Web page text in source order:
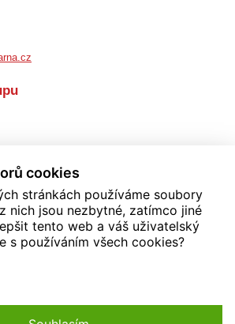
cookies
stránkách používáme soubory
nich jsou nezbytné, zatímco jiné
tento web a váš uživatelský
s používáním všech cookies?